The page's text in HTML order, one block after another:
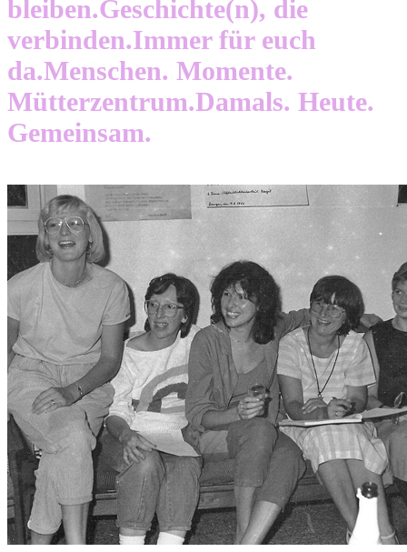
bleiben.Geschichte(n), die
verbinden.Immer für euch
da.Menschen. Momente.
Mütterzentrum.Damals. Heute.
Gemeinsam.